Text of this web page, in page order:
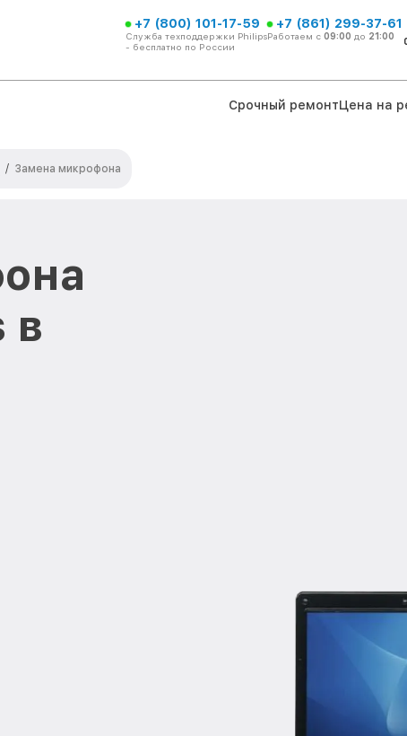
+7 (800) 101-17-59
Служба техподдержки Philips
- бесплатно по России
+7 (861) 299-37-61
Работаем с 09:00 до 21:00
Срочный ремонтЦена на
/ Замена микрофона
в